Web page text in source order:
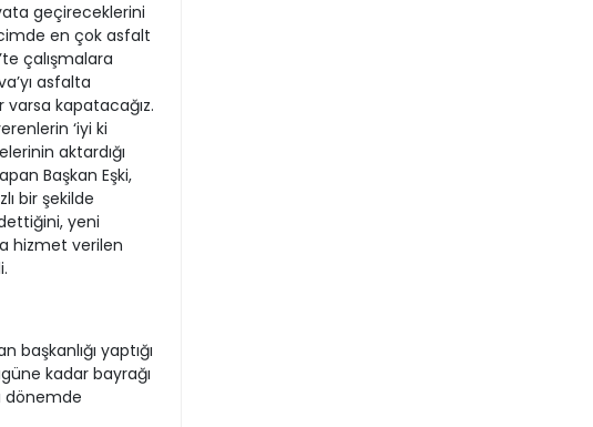
geçireceklerini
en çok asfalt
çalışmalara
asfalta
varsa kapatacağız.
‘iyi ki
aktardığı
Başkan Eşki,
bir şekilde
yeni
hizmet verilen
başkanlığı yaptığı
kadar bayrağı
dönemde